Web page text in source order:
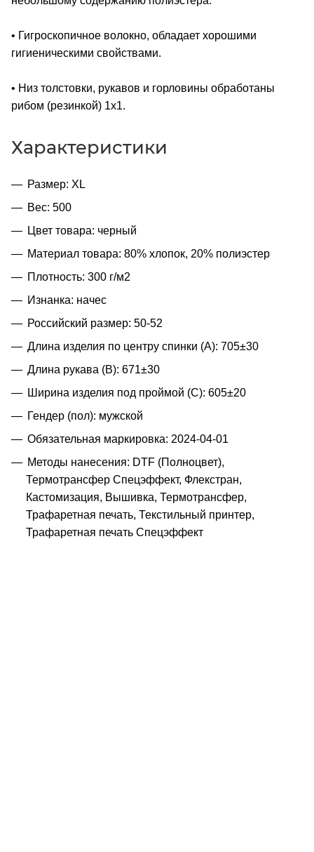
• Гигроскопичное волокно, обладает хорошими
гигиеническими свойствами.
• Низ толстовки, рукавов и горловины обработаны
рибом (резинкой) 1x1.
Характеристики
Размер: XL
Вес: 500
Цвет товара: черный
Материал товара: 80% хлопок, 20% полиэстер
Плотность: 300 г/м2
Изнанка: начес
Российский размер: 50-52
Длина изделия по центру спинки (A): 705±30
Длина рукава (B): 671±30
Ширина изделия под проймой (С): 605±20
Гендер (пол): мужской
Обязательная маркировка: 2024-04-01
Методы нанесения: DTF (Полноцвет),
Термотрансфер Спецэффект, Флекстран,
Кастомизация, Вышивка, Термотрансфер,
Трафаретная печать, Текстильный принтер,
Трафаретная печать Спецэффект